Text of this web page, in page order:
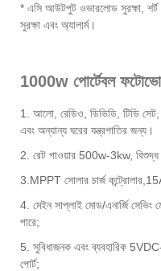
* এসি আউটপুট ওভারলোড সুরক্ষা, শর্ট
সুরক্ষা এবং অ্যালার্ম।
1000w পোর্টেবল
1. আলো, রেডিও, ডিভিডি, টিভি সেট,
এবং অন্যান্য ঘরের যন্ত্রপাতির জন্য।
2. রেট পাওয়ার 500w-3kw,
3.MPPT সোলার চার্জ
4. মেইন সাপ্লাই মোড/এনার্জি সেভিং
পারে;
5. সুবিধাজনক এবং ব্যবহারিক
পোর্ট;